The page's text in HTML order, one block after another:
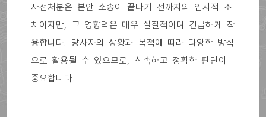
사전처분은 본안 소송이 끝나기 전까지의 임시적 조
치이지만, 그 영향력은 매우 실질적이며 긴급하게 작
용합니다. 당사자의 상황과 목적에 따라 다양한 방식
으로 활용될 수 있으므로, 신속하고 정확한 판단이
중요합니다.